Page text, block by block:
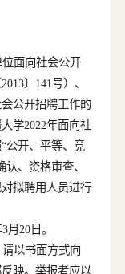
面向社会公开
2013〕 141号）、
公开招聘工作的
学2022年面向社
“公开、平等、竞
、资格审查、
拟聘用人员进行
3月 20日。
以书面方式向
映。举报者应以